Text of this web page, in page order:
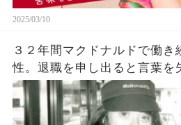
2025/03/10
３２年間マクドナルドで働き
性。退職を申し出ると言葉を